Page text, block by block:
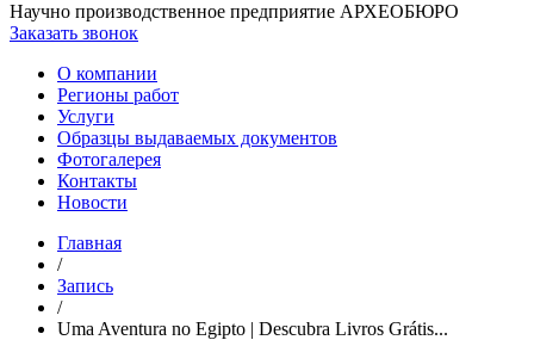
Научно производственное предприятие АРХЕОБЮРО
Заказать звонок
О компании
Регионы работ
Услуги
Образцы выдаваемых документов
Фотогалерея
Контакты
Новости
Главная
/
Запись
/
Uma Aventura no Egipto | Descubra Livros Grátis...